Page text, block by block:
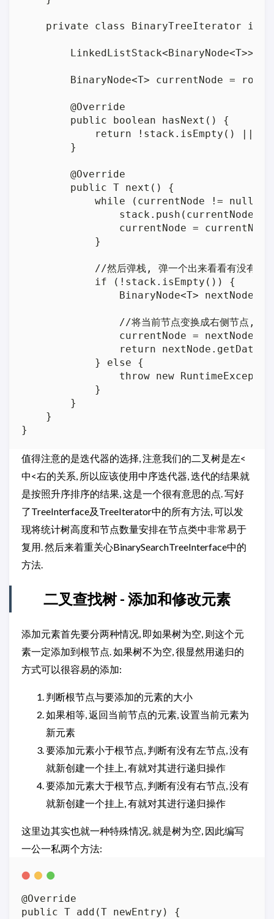
private class BinaryTreeIterator
LinkedListStack<BinaryNode<T>>
        BinaryNode<T> currentNode = root;
        @Override
        public boolean hasNext() {
return !stack.isEmpty() ||
        }
        @Override
        public T next() {
            while (currentNode != null) {
                stack.push(currentNode);
currentNode =
            }
//然后弹栈, 弹一个出来看看有没有右
            if (!stack.isEmpty()) {
BinaryNode<T> nextNode =
//将当前节点变换成右侧节点, 继
currentNode =
return
            } else {
throw new
            }
        }
    }
值得注意的是迭代器的选择, 注意我们的二叉树是左<
中<右的关系, 所以应该使用中序迭代器, 迭代的结果就
是按照升序排序的结果, 这是一个很有意思的点. 写好
了TreeInterface及TreeIterator中的所有方法, 可以发
现将统计树高度和节点数量安排在节点类中非常易于
复用. 然后来着重关心BinarySearchTreeInterface中的
方法.
二叉查找树 - 添加和修改元素
添加元素首先要分两种情况, 即如果树为空, 则这个元
素一定添加到根节点. 如果树不为空, 很显然用递归的
方式可以很容易的添加:
判断根节点与要添加的元素的大小
如果相等, 返回当前节点的元素, 设置当前元素为
新元素
要添加元素小于根节点, 判断有没有左节点, 没有
就新创建一个挂上, 有就对其进行递归操作
要添加元素大于根节点, 判断有没有右节点, 没有
就新创建一个挂上, 有就对其进行递归操作
这里边其实也就一种特殊情况, 就是树为空, 因此编写
一公一私两个方法:
@Override
public T add(T newEntry) {